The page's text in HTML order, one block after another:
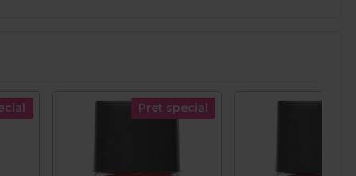
Pret special